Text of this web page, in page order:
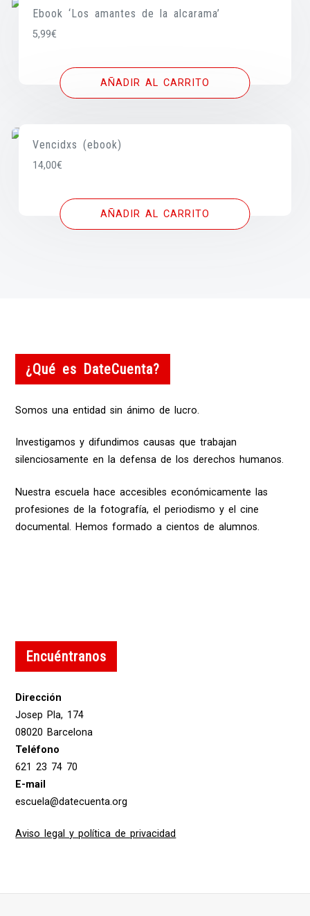
Ebook ‘Los amantes de la alcarama’
5,99€
AÑADIR AL CARRITO
Vencidxs (ebook)
14,00€
AÑADIR AL CARRITO
¿Qué es DateCuenta?
Somos una entidad sin ánimo de lucro.
Investigamos y difundimos causas que trabajan
silenciosamente en la defensa de los derechos humanos.
Nuestra escuela hace accesibles económicamente las
profesiones de la fotografía, el periodismo y el cine
documental. Hemos formado a cientos de alumnos.
Encuéntranos
Dirección
Josep Pla, 174
08020 Barcelona
Teléfono
621 23 74 70
E-mail
escuela@datecuenta.org
Aviso legal y política de privacidad